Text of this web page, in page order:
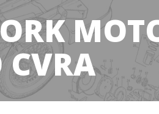
CVRA